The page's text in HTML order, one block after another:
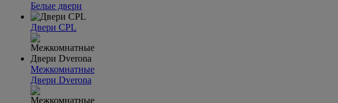
Белые двери
Двери CPL
Межкомнатные
Двери Dverona